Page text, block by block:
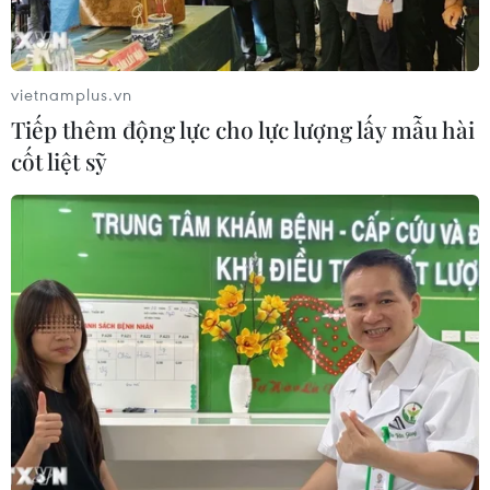
04/08/2026 08:08
Xem thêm
CƠ QUAN CHỦ QUẢN: THÔNG TẤN XÃ VIỆT NAM
Tổng Biên tập: TRẦN TIẾN DUẨN
Phó Tổng Biên tập: NGUYỄN THỊ TÁM, KHÚC THANH
THỦY
Sở hữu trí tuệ
Quy định sử dụng
vietnamplus.vn
Tiếp thêm động lực cho lực lượng lấy mẫu hài
cốt liệt sỹ